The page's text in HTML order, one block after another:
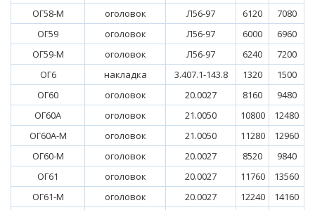
ОГ58-М
оголовок Л56-97 6120
7080
ОГ59
оголовок Л56-97 6000
6960
ОГ59-М
оголовок Л56-97 6240
7200
ОГ6
накладка 3.407.1-143.8 1320
1500
ОГ60
оголовок 20.0027 8160
9480
ОГ60А
оголовок 21.0050 10800
12480
ОГ60А-М
оголовок 21.0050 11280
12960
ОГ60-М
оголовок 20.0027 8520
9840
ОГ61
оголовок 20.0027 11760
13560
ОГ61-М
оголовок 20.0027 12240
14160